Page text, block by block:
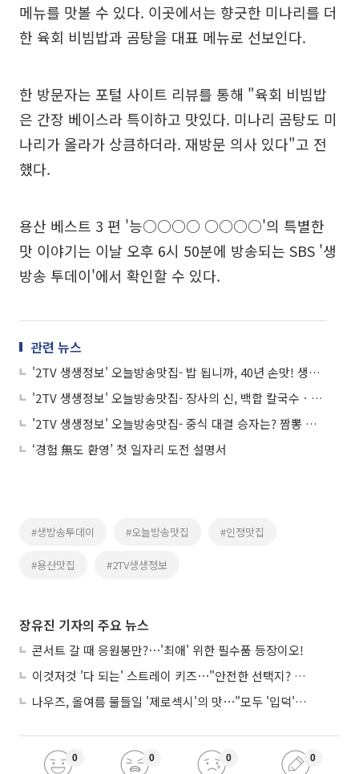
메뉴를 맛볼 수 있다. 이곳에서는 향긋한 미나리를 더
한 육회 비빔밥과 곰탕을 대표 메뉴로 선보인다.
한 방문자는 포털 사이트 리뷰를 통해 "육회 비빔밥
은 간장 베이스라 특이하고 맛있다. 미나리 곰탕도 미
나리가 올라가 상큼하더라. 재방문 의사 있다"고 전
했다.
용산 베스트 3 편 '능○○○○ ○○○○'의 특별한
맛 이야기는 이날 오후 6시 50분에 방송되는 SBS '생
방송 투데이'에서 확인할 수 있다.
관련 뉴스
'2TV 생생정보' 오늘방송맛집- 밥 됩니까, 40년 손맛! 생선 국수 맛집 '청○○○'
'2TV 생생정보' 오늘방송맛집- 장사의 신, 백합 칼국수ㆍ보쌈 맛집 '일○○○○'
'2TV 생생정보' 오늘방송맛집- 중식 대결 승자는? 짬뽕 맛집 vs 짜장면 맛집
‘경험 無도 환영’ 첫 일자리 도전 설명서
#생방송투데이 #오늘방송맛집 #인정맛집
#용산맛집 #2TV생생정보
장유진 기자의 주요 뉴스
콘서트 갈 때 응원봉만?⋯'최애' 위한 필수품 등장이오!
이것저것 '다 되는' 스트레이 키즈⋯"안전한 선택지? 도전이 재밌죠"
나우즈, 올여름 물들일 '제로섹시'의 맛⋯"모두 '입덕'시킬 것"
0 0 0 0